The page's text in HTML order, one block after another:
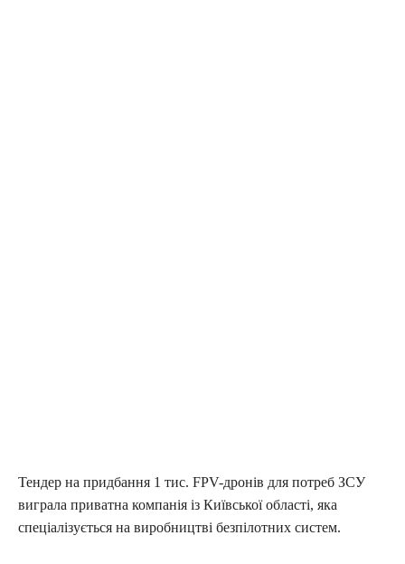
Тендер на придбання 1 тис. FPV-дронів для потреб ЗСУ
виграла приватна компанія із Київської області, яка
спеціалізується на виробництві безпілотних систем.